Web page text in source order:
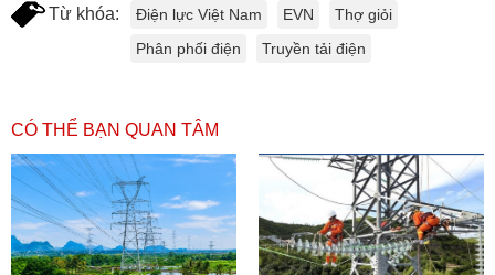
Từ khóa: Điện lực Việt Nam EVN
Thợ giỏi
Phân phối điện
Truyền tải điện
CÓ THỂ BẠN QUAN TÂM